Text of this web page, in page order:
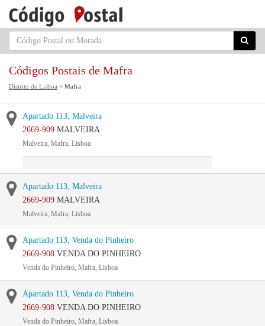
Códigos Postais de Mafra
Distrito de Lisboa > Mafra
Apartado 113, Malveira
2669-909 MALVEIRA
Malveira, Mafra, Lisboa
Apartado 113, Malveira
2669-909 MALVEIRA
Malveira, Mafra, Lisboa
Apartado 113, Venda do Pinheiro
2669-908 VENDA DO PINHEIRO
Venda do Pinheiro, Mafra, Lisboa
Apartado 113, Venda do Pinheiro
2669-908 VENDA DO PINHEIRO
Venda do Pinheiro, Mafra, Lisboa